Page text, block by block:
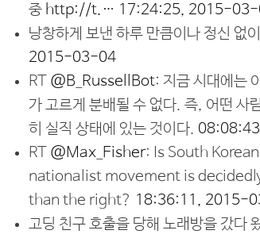
중 http://t.… 17:24:25, 2015-
낭창하게 보낸 하루 만큼이나 정신 없
2015-03-04
RT @B_RussellBot: 지금 시대에는
가 고르게 분배될 수 없다. 즉, 어떤 사
히 실직 상태에 있는 것이다.
RT @Max_Fisher: Is South
nationalist movement is
than the right? 18:36:11, 2015-
고딩 친구 호출을 당해 노래방을 갔다